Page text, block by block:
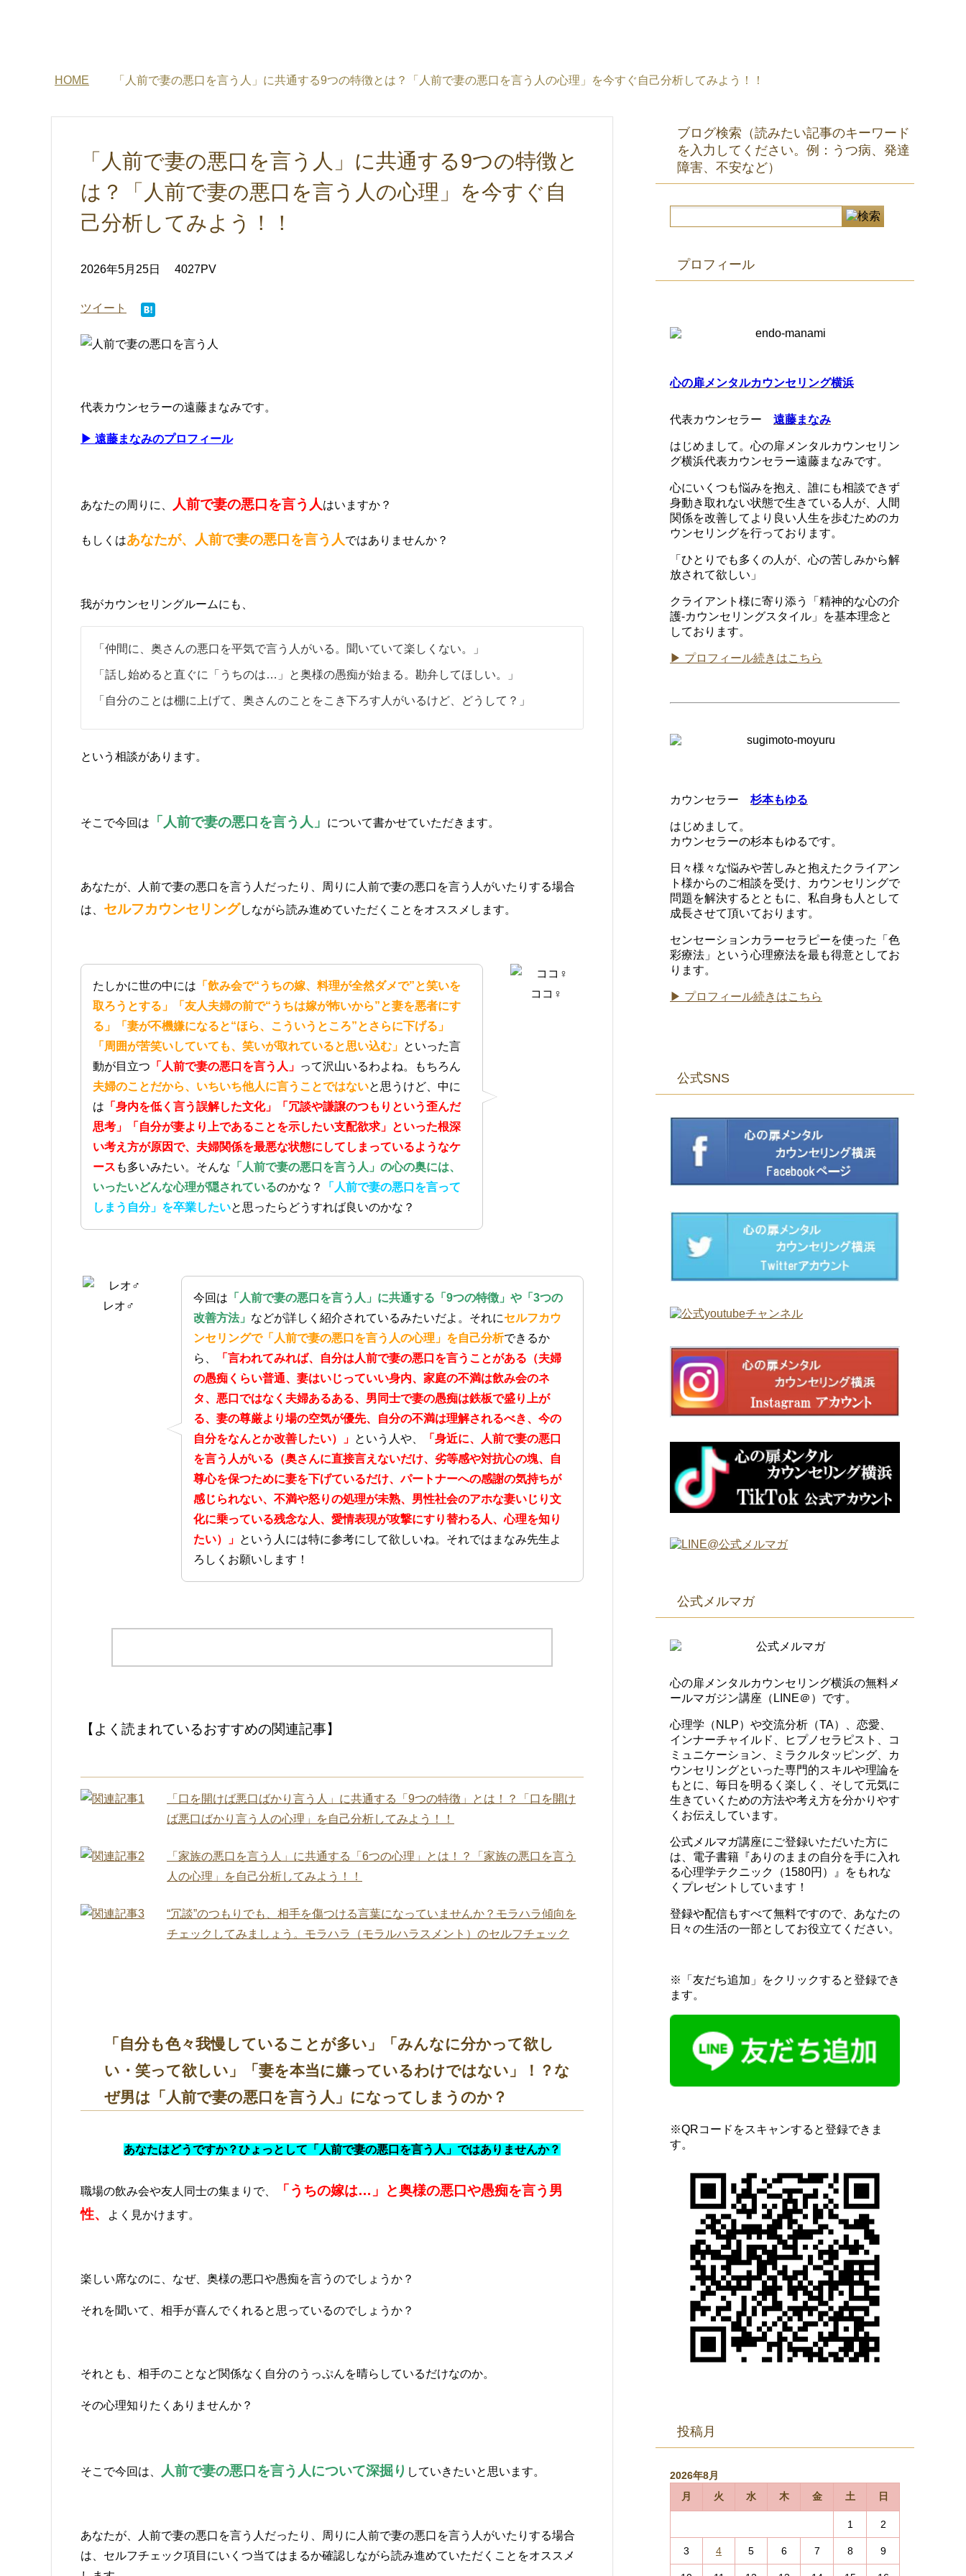
HOME 「人前で妻の悪口を言う人」に共通する9つの特徴とは？「人前で妻の悪口を言う人の心理」を今すぐ自己分析してみよう！！
「人前で妻の悪口を言う人」に共通する9つの特徴と
は？「人前で妻の悪口を言う人の心理」を今すぐ自
己分析してみよう！！
2026年5月25日 4027PV
ツイート
代表カウンセラーの遠藤まなみです。
▶ 遠藤まなみのプロフィール
あなたの周りに、 人前で妻の悪口を言う人はいますか？
もしくはあなたが、人前で妻の悪口を言う人ではありませんか？
我がカウンセリングルームにも、
「仲間に、奥さんの悪口を平気で言う人がいる。聞いていて楽しくない。」
「話し始めると直ぐに「うちのは…」と奥様の愚痴が始まる。勘弁してほしい。」
「自分のことは棚に上げて、奥さんのことをこき下ろす人がいるけど、どうして？」
という相談があります。
そこで今回は 「人前で妻の悪口を言う人」 について書かせていただきます。
あなたが、人前で妻の悪口を言う人だったり、周りに人前で妻の悪口を言う人がいたりする場合
は、 セルフカウンセリングしながら読み進めていただくことをオススメします。
ココ♀
たしかに世の中には 「飲み会で“うちの嫁、料理が全然ダメで”と笑いを
取ろうとする」「友人夫婦の前で“うちは嫁が怖いから”と妻を悪者にす
る」「妻が不機嫌になると“ほら、こういうところ”とさらに下げる」
「周囲が苦笑いしていても、笑いが取れていると思い込む」 といった言
動が目立つ 「人前で妻の悪口を言う人」 って沢山いるわよね。もちろん
夫婦のことだから、いちいち他人に言うことではないと思うけど、中に
は 「身内を低く言う誤解した文化」「冗談や謙譲のつもりという歪んだ
思考」「自分が妻より上であることを示したい支配欲求」といった根深
い考え方が原因で、夫婦関係を最悪な状態にしてしまっているようなケ
ース も多いみたい。そんな 「人前で妻の悪口を言う人」の心の奥には、
いったいどんな心理が隠されているのかな？
「人前で妻の悪口を言って
しまう自分」を卒業したいと思ったらどうすれば良いのかな？
レオ♂
今回は 「人前で妻の悪口を言う人」に共通する「9つの特徴」や「3つの
改善方法」 などが詳しく紹介されているみたいだよ。それにセルフカウ
ンセリングで「人前で妻の悪口を言う人の心理」を自己分析できるか
ら、
「言われてみれば、自分は人前で妻の悪口を言うことがある（夫婦
の愚痴くらい普通、妻はいじっていい身内、家庭の不満は飲み会のネ
タ、悪口ではなく夫婦あるある、男同士で妻の愚痴は鉄板で盛り上が
る、妻の尊厳より場の空気が優先、自分の不満は理解されるべき、今の
自分をなんとか改善したい）」 という人や、
「身近に、人前で妻の悪口
を言う人がいる（奥さんに直接言えないだけ、劣等感や対抗心の塊、自
尊心を保つために妻を下げているだけ、パートナーへの感謝の気持ちが
感じられない、不満や怒りの処理が未熟、男性社会のアホな妻いじり文
化に乗っている残念な人、愛情表現が攻撃にすり替わる人、心理を知り
たい）」 という人には特に参考にして欲しいね。それではまなみ先生よ
ろしくお願いします！
【よく読まれているおすすめの関連記事】
「口を開けば悪口ばかり言う人」に共通する「9つの特徴」とは！？「口を開け
ば悪口ばかり言う人の心理」を自己分析してみよう！！
「家族の悪口を言う人」に共通する「6つの心理」とは！？「家族の悪口を言う
人の心理」を自己分析してみよう！！
“冗談”のつもりでも、相手を傷つける言葉になっていませんか？モラハラ傾向を
チェックしてみましょう。モラハラ（モラルハラスメント）のセルフチェック
「自分も色々我慢していることが多い」「みんなに分かって欲し
い・笑って欲しい」「妻を本当に嫌っているわけではない」！？な
ぜ男は「人前で妻の悪口を言う人」になってしまうのか？
あなたはどうですか？ひょっとして「人前で妻の悪口を言う人」ではありませんか？
職場の飲み会や友人同士の集まりで、
「うちの嫁は…」と奥様の悪口や愚痴を言う男
性、
よく見かけます。
楽しい席なのに、なぜ、奥様の悪口や愚痴を言うのでしょうか？
それを聞いて、相手が喜んでくれると思っているのでしょうか？
それとも、相手のことなど関係なく自分のうっぷんを晴らしているだけなのか。
その心理知りたくありませんか？
そこで今回は、 人前で妻の悪口を言う人について深掘り していきたいと思います。
あなたが、人前で妻の悪口を言う人だったり、周りに人前で妻の悪口を言う人がいたりする場合
は、セルフチェック項目にいくつ当てはまるか確認しながら読み進めていただくことをオススメ
ブログ検索（読みたい記事のキーワード
を入力してください。例：うつ病、発達
障害、不安など）
プロフィール
心の扉メンタルカウンセリング横浜
代表カウンセラー 遠藤まなみ
はじめまして。心の扉メンタルカウンセリン
グ横浜代表カウンセラー遠藤まなみです。
心にいくつも悩みを抱え、誰にも相談できず
身動き取れない状態で生きている人が、人間
関係を改善してより良い人生を歩むためのカ
ウンセリングを行っております。
「ひとりでも多くの人が、心の苦しみから解
放されて欲しい」
クライアント様に寄り添う「精神的な心の介
護-カウンセリングスタイル」を基本理念と
しております。
▶ プロフィール続きはこちら
カウンセラー 杉本もゆる
はじめまして。
カウンセラーの杉本もゆるです。
日々様々な悩みや苦しみと抱えたクライアン
ト様からのご相談を受け、カウンセリングで
問題を解決するとともに、私自身も人として
成長させて頂いております。
センセーションカラーセラピーを使った「色
彩療法」という心理療法を最も得意としてお
ります。
▶ プロフィール続きはこちら
公式SNS
公式メルマガ
心の扉メンタルカウンセリング横浜の無料メ
ールマガジン講座（LINE＠）です。
心理学（NLP）や交流分析（TA）、恋愛、
インナーチャイルド、ヒプノセラピスト、コ
ミュニケーション、ミラクルタッピング、カ
ウンセリングといった専門的スキルや理論を
もとに、毎日を明るく楽しく、そして元気に
生きていくための方法や考え方を分かりやす
くお伝えしています。
公式メルマガ講座にご登録いただいた方に
は、電子書籍『ありのままの自分を手に入れ
る心理学テクニック（1580円）』をもれな
くプレゼントしています！
登録や配信もすべて無料ですので、あなたの
日々の生活の一部としてお役立てください。
※「友だち追加」をクリックすると登録でき
ます。
※QRコードをスキャンすると登録できま
す。
投稿月
2026年8月
月
火 水 木 金 土 日
1 2
3 4 5 6 7 8 9